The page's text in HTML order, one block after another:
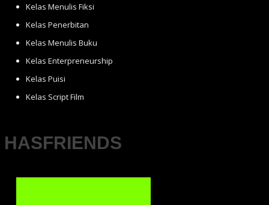
Kelas Menulis Fiksi
Kelas Penerbitan
Kelas Menulis Buku
Kelas Enterpreneurship
Kelas Puisi
Kelas Script Film
HASFRIENDS